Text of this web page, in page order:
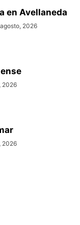
en Avellaneda
2026
2026
2026